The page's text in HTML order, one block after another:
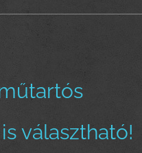
választható!